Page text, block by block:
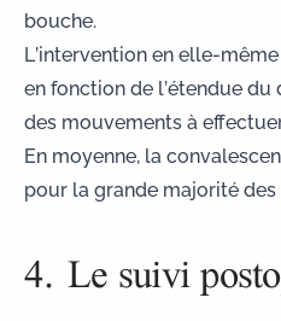
bouche.
L’intervention en elle-
en fonction de l’étendue
des mouvements à
En moyenne, la
pour la grande majorité
4. Le suivi